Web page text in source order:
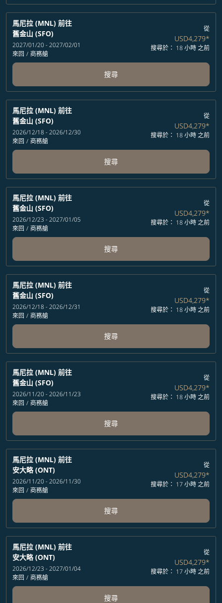
馬尼拉 (MNL) 前往
舊金山 (SFO)
2027/01/20 - 2027/02/01
來回 / 商務艙
從
USD4,279*
搜尋於： 18 小時 之前
搜尋
馬尼拉 (MNL) 前往
舊金山 (SFO)
2026/12/18 - 2026/12/30
來回 / 商務艙
從
USD4,279*
搜尋於： 18 小時 之前
搜尋
馬尼拉 (MNL) 前往
舊金山 (SFO)
2026/12/23 - 2027/01/05
來回 / 商務艙
從
USD4,279*
搜尋於： 18 小時 之前
搜尋
馬尼拉 (MNL) 前往
舊金山 (SFO)
2026/12/18 - 2026/12/31
來回 / 商務艙
從
USD4,279*
搜尋於： 18 小時 之前
搜尋
馬尼拉 (MNL) 前往
舊金山 (SFO)
2026/11/20 - 2026/11/23
來回 / 商務艙
從
USD4,279*
搜尋於： 18 小時 之前
搜尋
馬尼拉 (MNL) 前往
安大略 (ONT)
2026/11/20 - 2026/11/30
來回 / 商務艙
從
USD4,279*
搜尋於： 17 小時 之前
搜尋
馬尼拉 (MNL) 前往
安大略 (ONT)
2026/12/23 - 2027/01/04
來回 / 商務艙
從
USD4,279*
搜尋於： 17 小時 之前
搜尋